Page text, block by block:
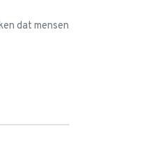
dat mensen